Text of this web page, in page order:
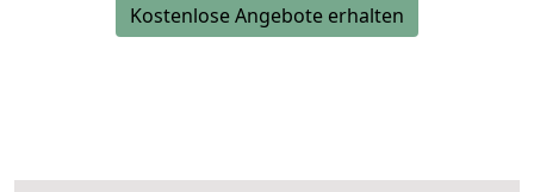
Kostenlose Angebote erhalten